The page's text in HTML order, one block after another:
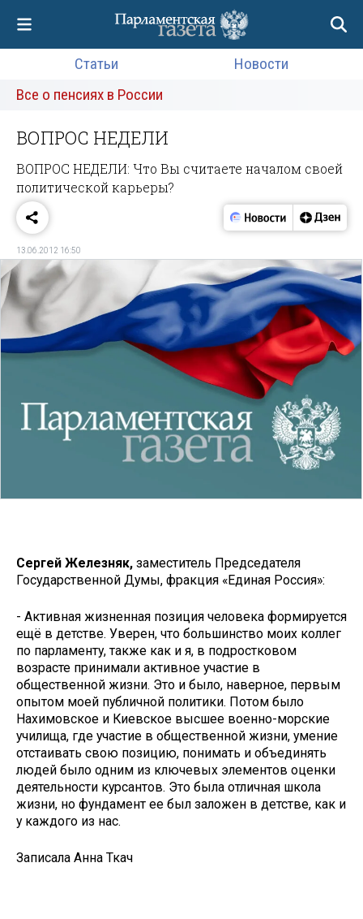
Статьи
Новости
Все о пенсиях в России
ВОПРОС НЕДЕЛИ
ВОПРОС НЕДЕЛИ: Что Вы считаете началом своей
политической карьеры?
13.06.2012 16:50
Сергей Железняк, заместитель Председателя
Государственной Думы, фракция «Единая Россия»:
- Активная жизненная позиция человека формируется
ещё в детстве. Уверен, что большинство моих коллег
по парламенту, также как и я, в подростковом
возрасте принимали активное участие в
общественной жизни. Это и было, наверное, первым
опытом моей публичной политики. Потом было
Нахимовское и Киевское высшее военно-морские
училища, где участие в общественной жизни, умение
отстаивать свою позицию, понимать и объединять
людей было одним из ключевых элементов оценки
деятельности курсантов. Это была отличная школа
жизни, но фундамент ее был заложен в детстве, как и
у каждого из нас.
Записала Анна Ткач